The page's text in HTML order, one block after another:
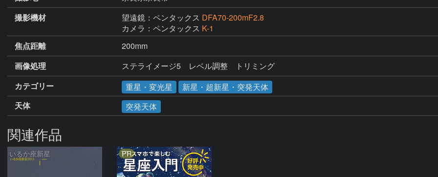
撮影機材
望遠鏡：ペンタックス DFA70-200mF2.8
カメラ：ペンタックス K-1
焦点距離
200mm
画像処理
ステライメージ5　レベル調整　トリミング
カテゴリー
重星・変光星
新星・超新星・突発天体
天体
突発天体
関連作品
いるか座新星 PR